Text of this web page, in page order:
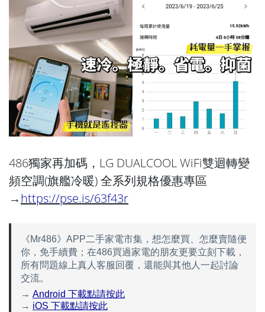
486獨家再加碼，LG DUALCOOL WiFi雙迴轉變
頻空調(旗艦冷暖) 全系列規格優惠專區
→https://pse.is/63f43r
《Mr486》APP二手家電市集，想怎麼買、怎麼賣隨便
你，免手續費；在486買過家電的朋友更要立刻下載，
所有問題線上真人客服回覆，還能與其他人一起討論
交流。
→ Android 下載點請按此
→ iOS 下載點請按此